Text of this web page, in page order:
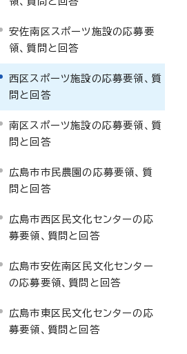
安佐南区スポーツ施設の応募要
領、質問と回答
西区スポーツ施設の応募要領、質
問と回答
南区スポーツ施設の応募要領、質
問と回答
広島市市民農園の応募要領、質
問と回答
広島市西区民文化センターの応
募要領、質問と回答
広島市安佐南区民文化センター
の応募要領、質問と回答
広島市東区民文化センターの応
募要領、質問と回答